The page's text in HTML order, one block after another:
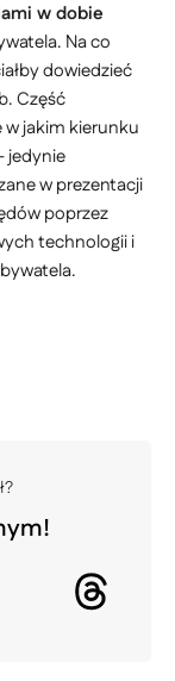
w dobie
Na co
dowiedzieć
Część
w jakim kierunku
jedynie
w prezentacji
poprzez
technologii i